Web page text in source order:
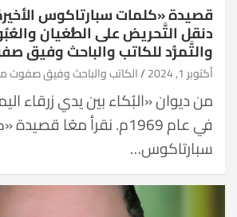
قصيدة «كلمات سبارتاكوس
دنقل التَّحريض على الطُّغيان
والتَّمرُّد للكاتب والباحث وفيق
أكتوبر 1, 2024 الكاتب والباحث وفيق صفوت
من ديوان «البُكاء بين يدي زرقاء
في عام 1969م. نقرأ معًا
سبارتاكوس…